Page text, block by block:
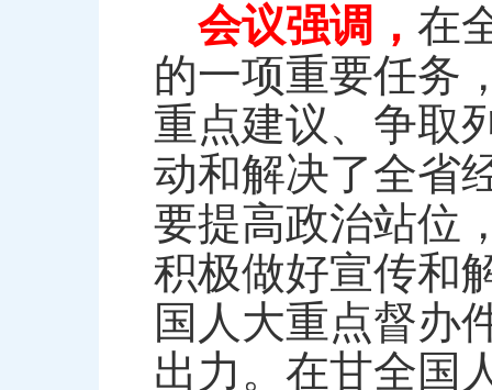
会议强调， 在
的一项重要任务
重点建议、争取
动和解决了全省
要提高政治站位
积极做好宣传和
国人大重点督办
出力。在甘全国